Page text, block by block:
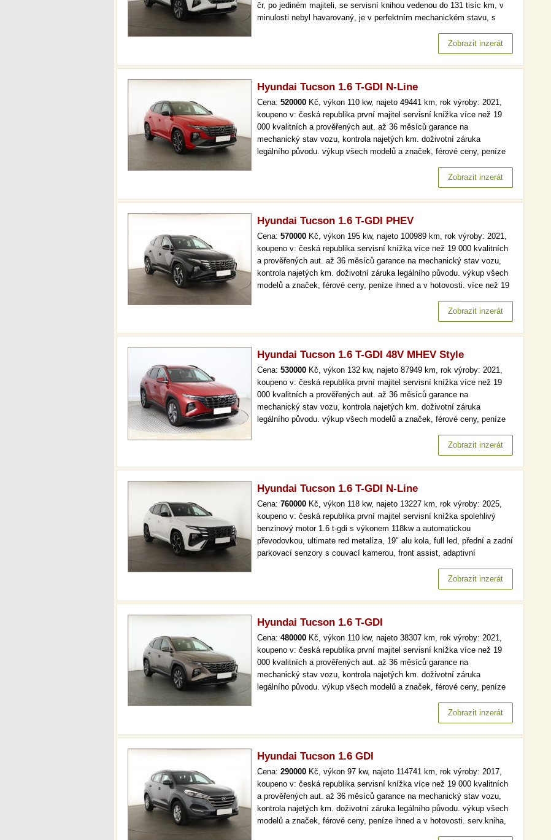
čr, po jediném majiteli, se servisní knihou vedenou do 131 tisíc km, v
minulosti nebyl havarovaný, je v perfektním mechanickém stavu, s
světlomety s led technologií, parkovací kamera. více než 19 000…
Zobrazit inzerát
Hyundai Tucson 1.6 T-GDI N-Line
Cena: 520000 Kč, výkon 110 kw, najeto 49441 km, rok výroby: 2021,
koupeno v: česká republika první majitel servisní knížka více než 19
000 kvalitních a prověřených aut. až 36 měsíců garance na
mechanický stav vozu, kontrola najetých km. doživotní záruka
legálního původu. výkup všech modelů a značek, férové ceny, peníze
36 měsíců garance na mechanický stav vozu, kontrola najetých km.…
Zobrazit inzerát
Hyundai Tucson 1.6 T-GDI PHEV
Cena: 570000 Kč, výkon 195 kw, najeto 100989 km, rok výroby: 2021,
koupeno v: česká republika servisní knížka více než 19 000 kvalitních
a prověřených aut. až 36 měsíců garance na mechanický stav vozu,
kontrola najetých km. doživotní záruka legálního původu. výkup všech
modelů a značek, férové ceny, peníze ihned a v hotovosti. více než 19
mechanický stav vozu, kontrola najetých km. doživotní záruka…
Zobrazit inzerát
Hyundai Tucson 1.6 T-GDI 48V MHEV Style
Cena: 530000 Kč, výkon 132 kw, najeto 87949 km, rok výroby: 2021,
koupeno v: česká republika první majitel servisní knížka více než 19
000 kvalitních a prověřených aut. až 36 měsíců garance na
mechanický stav vozu, kontrola najetých km. doživotní záruka
legálního původu. výkup všech modelů a značek, férové ceny, peníze
36 měsíců garance na mechanický stav vozu, kontrola najetých km.…
Zobrazit inzerát
Hyundai Tucson 1.6 T-GDI N-Line
Cena: 760000 Kč, výkon 118 kw, najeto 13227 km, rok výroby: 2025,
koupeno v: česká republika první majitel servisní knížka spolehlivý
benzinový motor 1.6 t-gdi s výkonem 118kw a automatickou
převodovkou, ultimate red metalíza, 19" alu kola, full led, přední a zadní
parkovací senzory s couvací kamerou, front assist, adaptivní
udržení jízdy v jízdním pruhu, asistent mrtvého úhlu, vyhřívané…
Zobrazit inzerát
Hyundai Tucson 1.6 T-GDI
Cena: 480000 Kč, výkon 110 kw, najeto 38307 km, rok výroby: 2021,
koupeno v: česká republika první majitel servisní knížka více než 19
000 kvalitních a prověřených aut. až 36 měsíců garance na
mechanický stav vozu, kontrola najetých km. doživotní záruka
legálního původu. výkup všech modelů a značek, férové ceny, peníze
36 měsíců garance na mechanický stav vozu, kontrola najetých km.…
Zobrazit inzerát
Hyundai Tucson 1.6 GDI
Cena: 290000 Kč, výkon 97 kw, najeto 114741 km, rok výroby: 2017,
koupeno v: česká republika servisní knížka více než 19 000 kvalitních
a prověřených aut. až 36 měsíců garance na mechanický stav vozu,
kontrola najetých km. doživotní záruka legálního původu. výkup všech
modelů a značek, férové ceny, peníze ihned a v hotovosti. serv.kniha,